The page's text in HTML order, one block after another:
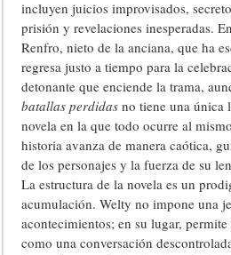
incluyen juicios improvisados,
prisión y revelaciones inesperadas.
Renfro, nieto de la anciana, que ha
regresa justo a tiempo para la
detonante que enciende la trama,
batallas perdidas no tiene una única
novela en la que todo ocurre al
historia avanza de manera caótica,
de los personajes y la fuerza de su
La estructura de la novela es un
acumulación. Welty no impone una
acontecimientos; en su lugar,
como una conversación